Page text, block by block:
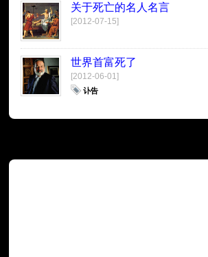
关于死亡的名人名言
[2012-07-15]
世界首富死了
[2012-06-01]
讣告